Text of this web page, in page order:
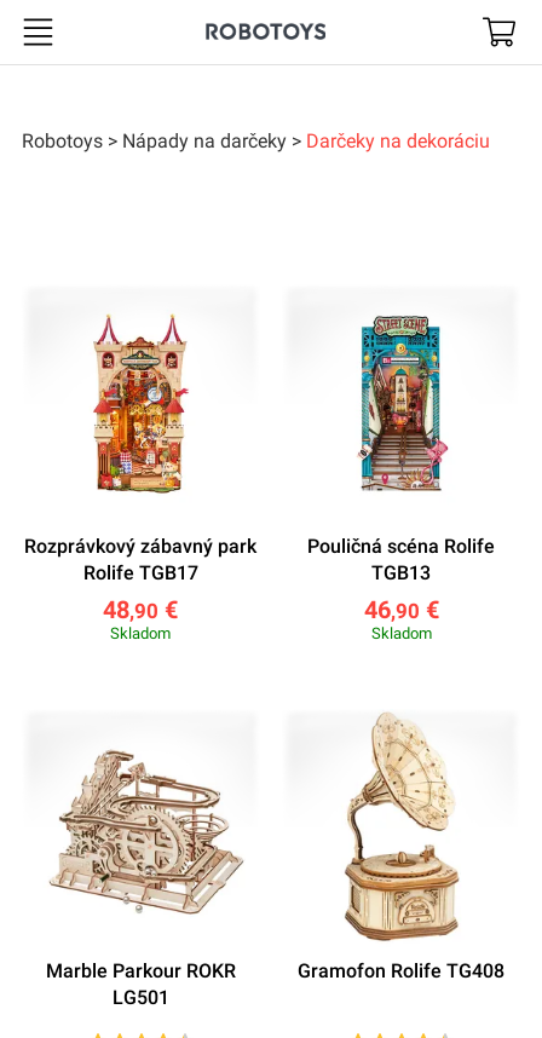
Robotoys
Robotoys Nápady na darčeky Darčeky na dekoráciu
Rozprávkový zábavný park
Rolife TGB17
48,90 €
Skladom
Pouličná scéna Rolife
TGB13
46,90 €
Skladom
Marble Parkour ROKR
LG501
Gramofon Rolife TG408